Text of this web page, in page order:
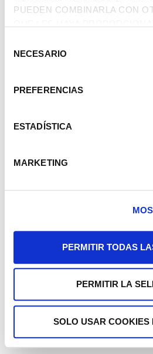
PUEDEN COMBINARLA CON
DE SUS SERVICIOS.
DENECESARIO
PREFERENCIAS
ESTADÍSTICA
MARKETING
PERMITIR TODAS
PERMITIR LA
SOLO USAR COOKIES